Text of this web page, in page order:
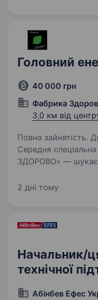
Головний
40 000 грн
Фабрика
3,0 км від
Повна зайнятість.
Середня спеціальна
ЗДОРОВО» — шукає
енергетика в нашій
…
2 дні тому
Начальник/
технічної
Абінбев Ефес